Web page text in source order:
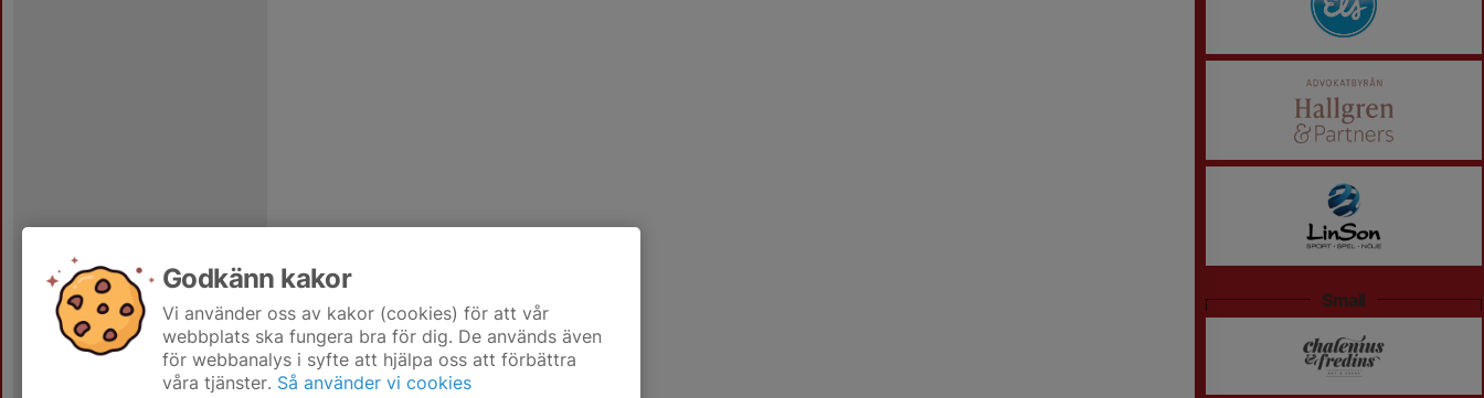
Small
Godkänn kakor
Vi använder oss av kakor (cookies) för att vår
webbplats ska fungera bra för dig. De används även
för webbanalys i syfte att hjälpa oss att förbättra
våra tjänster. Så använder vi cookies